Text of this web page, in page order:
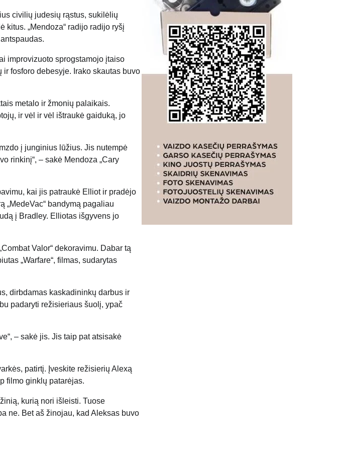
civilių judesių rąstus, sukilėlių
„Mendoza“ radijo radijo ryšį
improvizuoto sprogstamojo įtaiso
fosforo debesyje. Irako skautas buvo
metalo ir žmonių palaikais.
ir vėl ir vėl ištraukė gaiduką, jo
į junginius lūžius. Jis nutempė
rinkinį“, – sakė Mendoza „Cary
kai jis patraukė Elliot ir pradėjo
„MedeVac“ bandymą pagaliau
į Bradley. Elliotas išgyvens jo
Valor“ dekoravimu. Dabar tą
„Warfare“, filmas, sudarytas
dirbdamas kaskadininkų darbus ir
padaryti režisieriaus šuolį, ypač
– sakė jis. Jis taip pat atsisakė
patirtį. Įveskite režisierių Alexą
filmo ginklų patarėjas.
kurią nori išleisti. Tuose
ne. Bet aš žinojau, kad Aleksas buvo